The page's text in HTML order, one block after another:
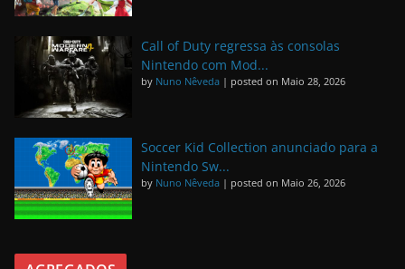
Call of Duty regressa às consolas
Nintendo com Mod...
by Nuno Nêveda | posted on Maio 28, 2026
Soccer Kid Collection anunciado para a
Nintendo Sw...
by Nuno Nêveda | posted on Maio 26, 2026